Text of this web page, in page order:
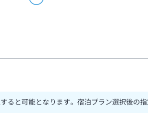
と可能となります。宿泊プラン選択後の指